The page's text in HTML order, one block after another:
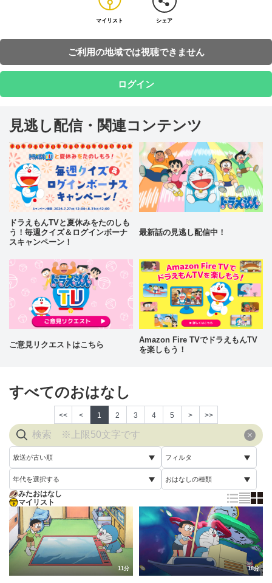
世の中には人ににくまれない得（とく）な人もいれば、反対に損（そん）な
人もいると言われたのび太は、自分も得な人になりたいと言い出す。
むと、とっても感じのいい人になれると聞いたのび太は、すぐに口に入れて
マイリスト シェア
ご利用の地域では視聴できません
ログイン
見逃し配信・関連コンテンツ
ドラえもんTVと夏休みをたのしも
う！毎週クイズ＆ログインボーナ
スキャンペーン！
最新話の見逃し配信中！
ご意見リクエストはこちら
Amazon Fire TVでドラえもんTV
を楽しもう！
すべてのおはなし
<< < 1 2 3 4 5 > >>
放送が古い順
放送が古い順
放送が新しい順
配信が古い順
配信が新しい順
フィルタ
すべて
未視聴
年代を選択する
すべて
2005年
2006年
2007年
おはなしの種類
通常回
誕生日スペシャル
みたおはなし
マイリスト
11分 18分